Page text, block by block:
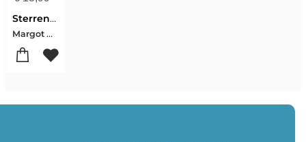
Sterrenstof zijn wij
Margot Brouwer